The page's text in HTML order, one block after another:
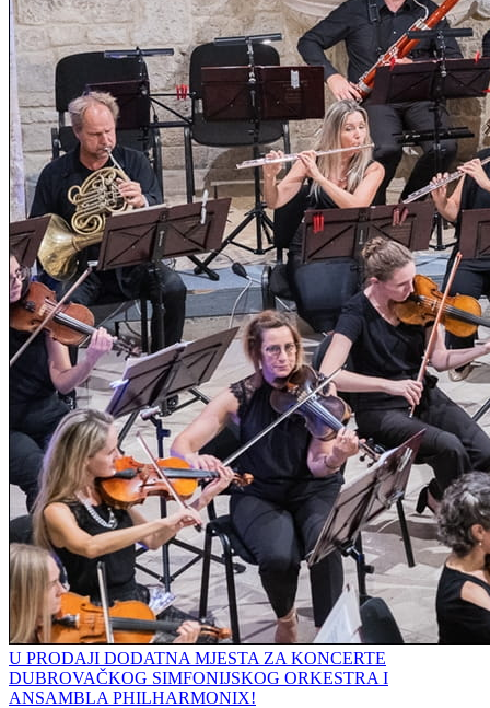
U PRODAJI DODATNA MJESTA ZA KONCERTE
DUBROVAČKOG SIMFONIJSKOG ORKESTRA I
ANSAMBLA PHILHARMONIX!